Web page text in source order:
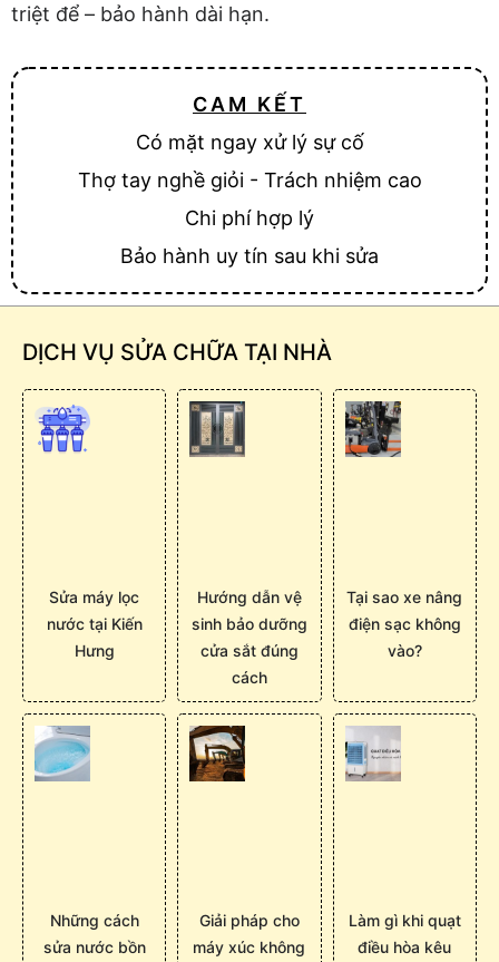
triệt để – bảo hành dài hạn.
CAM KẾT
Có mặt ngay xử lý sự cố
Thợ tay nghề giỏi - Trách nhiệm cao
Chi phí hợp lý
Bảo hành uy tín sau khi sửa
DỊCH VỤ SỬA CHỮA TẠI NHÀ
Sửa máy lọc
nước tại Kiến
Hưng
Hướng dẫn vệ
sinh bảo dưỡng
cửa sắt đúng
cách
Tại sao xe nâng
điện sạc không
vào?
Những cách
sửa nước bồn
Giải pháp cho
máy xúc không
Làm gì khi quạt
điều hòa kêu